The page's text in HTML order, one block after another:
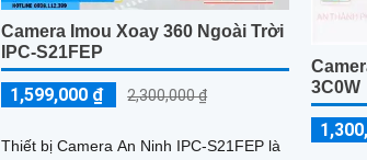
Camera Imou Xoay 360 Ngoài Trời
IPC-S21FEP
1,599,000 ₫ 2,300,000 ₫
Thiết bị Camera An Ninh IPC-S21FEP là
3C0W